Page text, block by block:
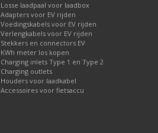
Losse laadpaal voor laadbox
Adapters voor EV rijden
Voedingskabels voor EV rijden
Verlengkabels voor EV rijden
Stekkers en connectors EV
KWh meter los kopen
Charging inlets Type 1 en Type 2
Charging outlets
Houders voor laadkabel
Accessoires voor fietsaccu